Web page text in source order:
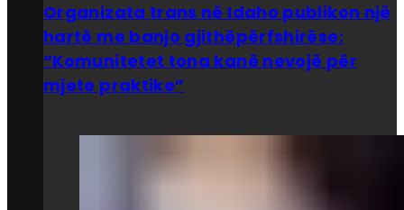
Organizata trans në Idaho publikon një
hartë me banjo gjithëpërfshirëse:
“Komunitetet tona kanë nevojë për
mjete praktike”